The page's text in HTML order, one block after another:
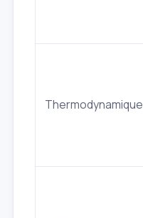
Thermodynamique